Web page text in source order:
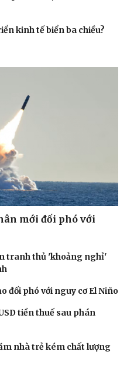
Xe máy
kinh tế biển ba chiều?
mới đối phó với
tranh thủ 'khoảng nghỉ'
đối phó với nguy cơ El Niño
tiền thuế sau phán
nhà trẻ kém chất lượng